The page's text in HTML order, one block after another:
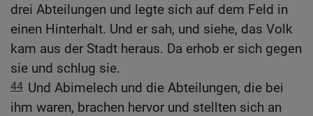
drei Abteilungen und legte sich auf dem Feld in
einen Hinterhalt. Und er sah, und siehe, das Volk
kam aus der Stadt heraus. Da erhob er sich gegen
sie und schlug sie.
44 Und Abimelech und die Abteilungen, die bei
ihm waren, brachen hervor und stellten sich an